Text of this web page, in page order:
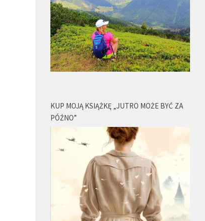
KUP MOJĄ KSIĄŻKĘ „JUTRO MOŻE BYĆ ZA
PÓŹNO”